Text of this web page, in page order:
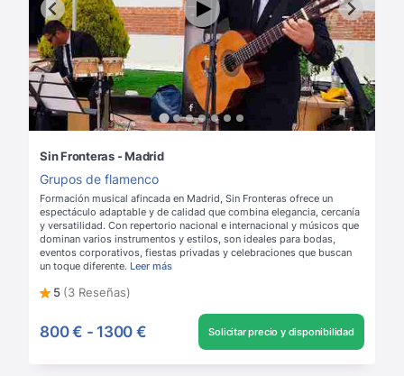
Sin Fronteras - Madrid
Grupos de flamenco
Formación musical afincada en Madrid, Sin Fronteras ofrece un
espectáculo adaptable y de calidad que combina elegancia, cercanía
y versatilidad. Con repertorio nacional e internacional y músicos que
dominan varios instrumentos y estilos, son ideales para bodas,
eventos corporativos, fiestas privadas y celebraciones que buscan
un toque diferente. Leer más
5 (3 Reseñas)
800 € - 1300 € Solicitar precio y disponibilidad